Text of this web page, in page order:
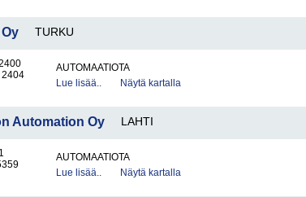
TURKU
2404
AUTOMAATIOTA
Lue lisää..
Näytä kartalla
Automation Oy LAHTI
AUTOMAATIOTA
Lue lisää..
Näytä kartalla